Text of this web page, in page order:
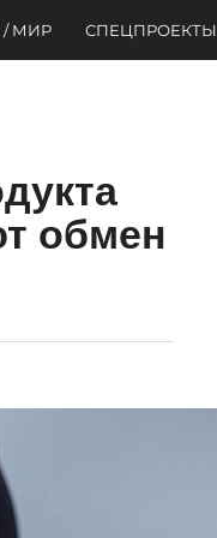
/ МИР СПЕЦПРОЕКТЫ
обмен